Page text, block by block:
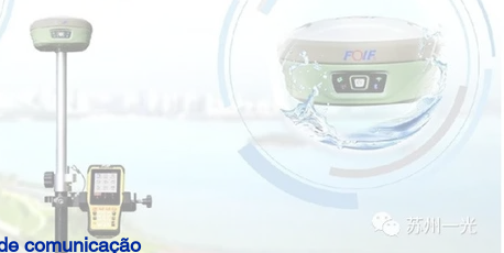
Catálogo:
comunicação